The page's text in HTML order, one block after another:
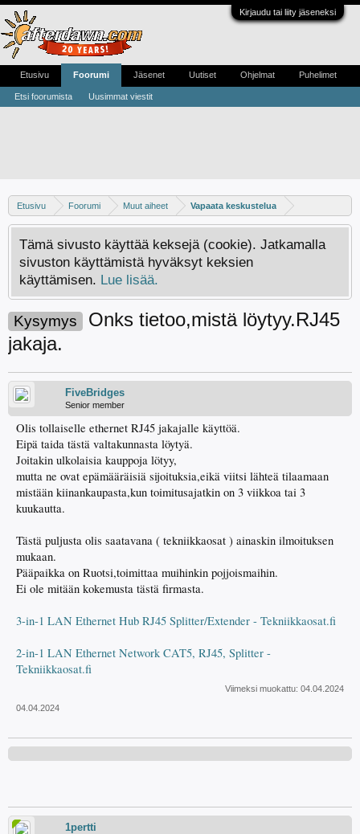
Kirjaudu tai liity jäseneksi
Etusivu Foorumi Muut aiheet Vapaata keskustelua
Tämä sivusto käyttää keksejä (cookie). Jatkamalla
sivuston käyttämistä hyväksyt keksien
käyttämisen. Lue lisää.
Kysymys
Onks tietoo,mistä löytyy.RJ45
jakaja.
FiveBridges
Senior member
Olis tollaiselle ethernet RJ45 jakajalle käyttöä.
Eipä taida tästä valtakunnasta löytyä.
Joitakin ulkolaisia kauppoja lötyy,
mutta ne ovat epämääräisiä sijoituksia,eikä viitsi lähteä tilaamaan
mistään kiinankaupasta,kun toimitusajatkin on 3 viikkoa tai 3
kuukautta.
Tästä puljusta olis saatavana ( tekniikkaosat ) ainaskin ilmoituksen
mukaan.
Pääpaikka on Ruotsi,toimittaa muihinkin pojjoismaihin.
Ei ole mitään kokemusta tästä firmasta.
3-in-1 LAN Ethernet Hub RJ45 Splitter/Extender - Tekniikkaosat.fi
2-in-1 LAN Ethernet Network CAT5, RJ45, Splitter -
Tekniikkaosat.fi
Viimeksi muokattu: 04.04.2024
04.04.2024
1pertti
Etusivu Foorumi
Etsi foorumista Uusimmat viestit
Jäsenet Uutiset Ohjelmat Puhelimet